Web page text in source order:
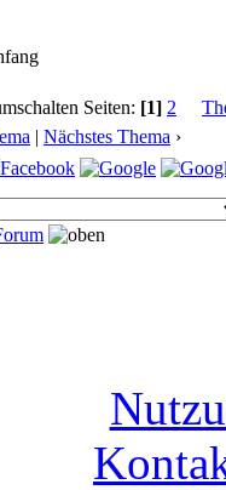
Seiten: [1] 2
| Nächstes Thema ›